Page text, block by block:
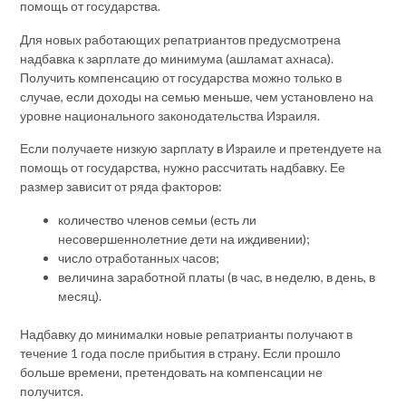
помощь от государства.
Для новых работающих репатриантов предусмотрена
надбавка к зарплате до минимума (ашламат ахнаса).
Получить компенсацию от государства можно только в
случае, если доходы на семью меньше, чем установлено на
уровне национального законодательства Израиля.
Если получаете низкую зарплату в Израиле и претендуете на
помощь от государства, нужно рассчитать надбавку. Ее
размер зависит от ряда факторов:
количество членов семьи (есть ли
несовершеннолетние дети на иждивении);
число отработанных часов;
величина заработной платы (в час, в неделю, в день, в
месяц).
Надбавку до минималки новые репатрианты получают в
течение 1 года после прибытия в страну. Если прошло
больше времени, претендовать на компенсации не
получится.